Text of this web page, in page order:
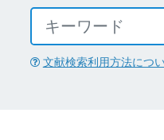
文献検索利用方法につ